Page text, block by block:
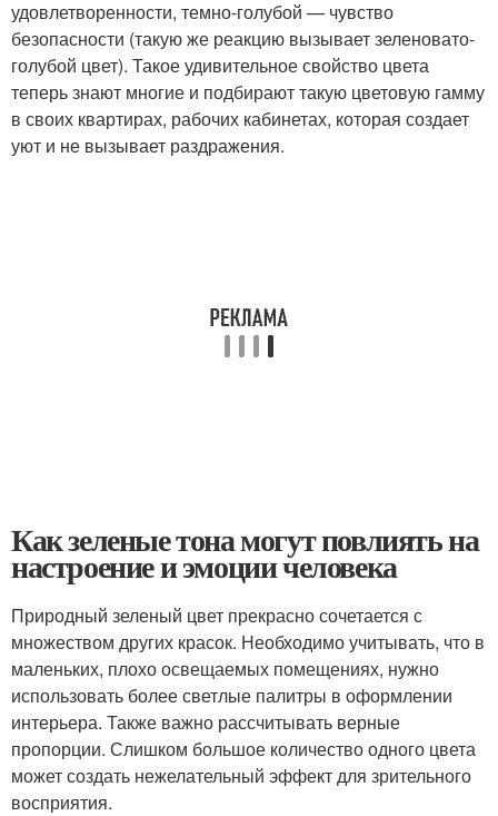
удовлетворенности, темно-голубой — чувство
безопасности (такую же реакцию вызывает зеленовато-
голубой цвет). Такое удивительное свойство цвета
теперь знают многие и подбирают такую цветовую гамму
в своих квартирах, рабочих кабинетах, которая создает
уют и не вызывает раздражения.
Как зеленые тона могут повлиять на
настроение и эмоции человека
Природный зеленый цвет прекрасно сочетается с
множеством других красок. Необходимо учитывать, что в
маленьких, плохо освещаемых помещениях, нужно
использовать более светлые палитры в оформлении
интерьера. Также важно рассчитывать верные
пропорции. Слишком большое количество одного цвета
может создать нежелательный эффект для зрительного
восприятия.